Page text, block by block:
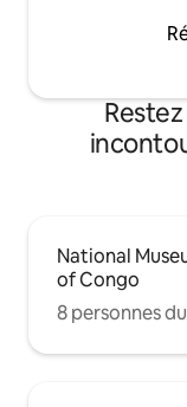
National
of Congo
8 personnes